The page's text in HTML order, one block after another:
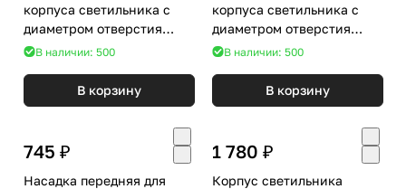
корпуса светильника с
диаметром отверстия
D60mm Ambrella DIY Spot
В наличии: 500
В корзину
корпуса светильника с
диаметром отверстия
D60mm Ambrella DIY Spot
В наличии: 500
В корзину
745 ₽
Насадка передняя для
1 780 ₽
Корпус светильника